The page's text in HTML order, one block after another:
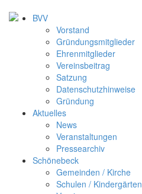
BVV
Vorstand
Gründungsmitglieder
Ehrenmitglieder
Vereinsbeitrag
Satzung
Datenschutzhinweise
Gründung
Aktuelles
News
Veranstaltungen
Pressearchiv
Schönebeck
Gemeinden / Kirche
Schulen / Kindergärten